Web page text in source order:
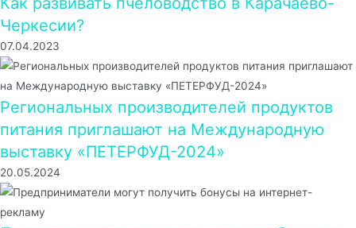
Черкесии?
07.04.2023
Региональных производителей продуктов
питания приглашают на Международную
выставку «ПЕТЕРФУД-2024»
20.05.2024